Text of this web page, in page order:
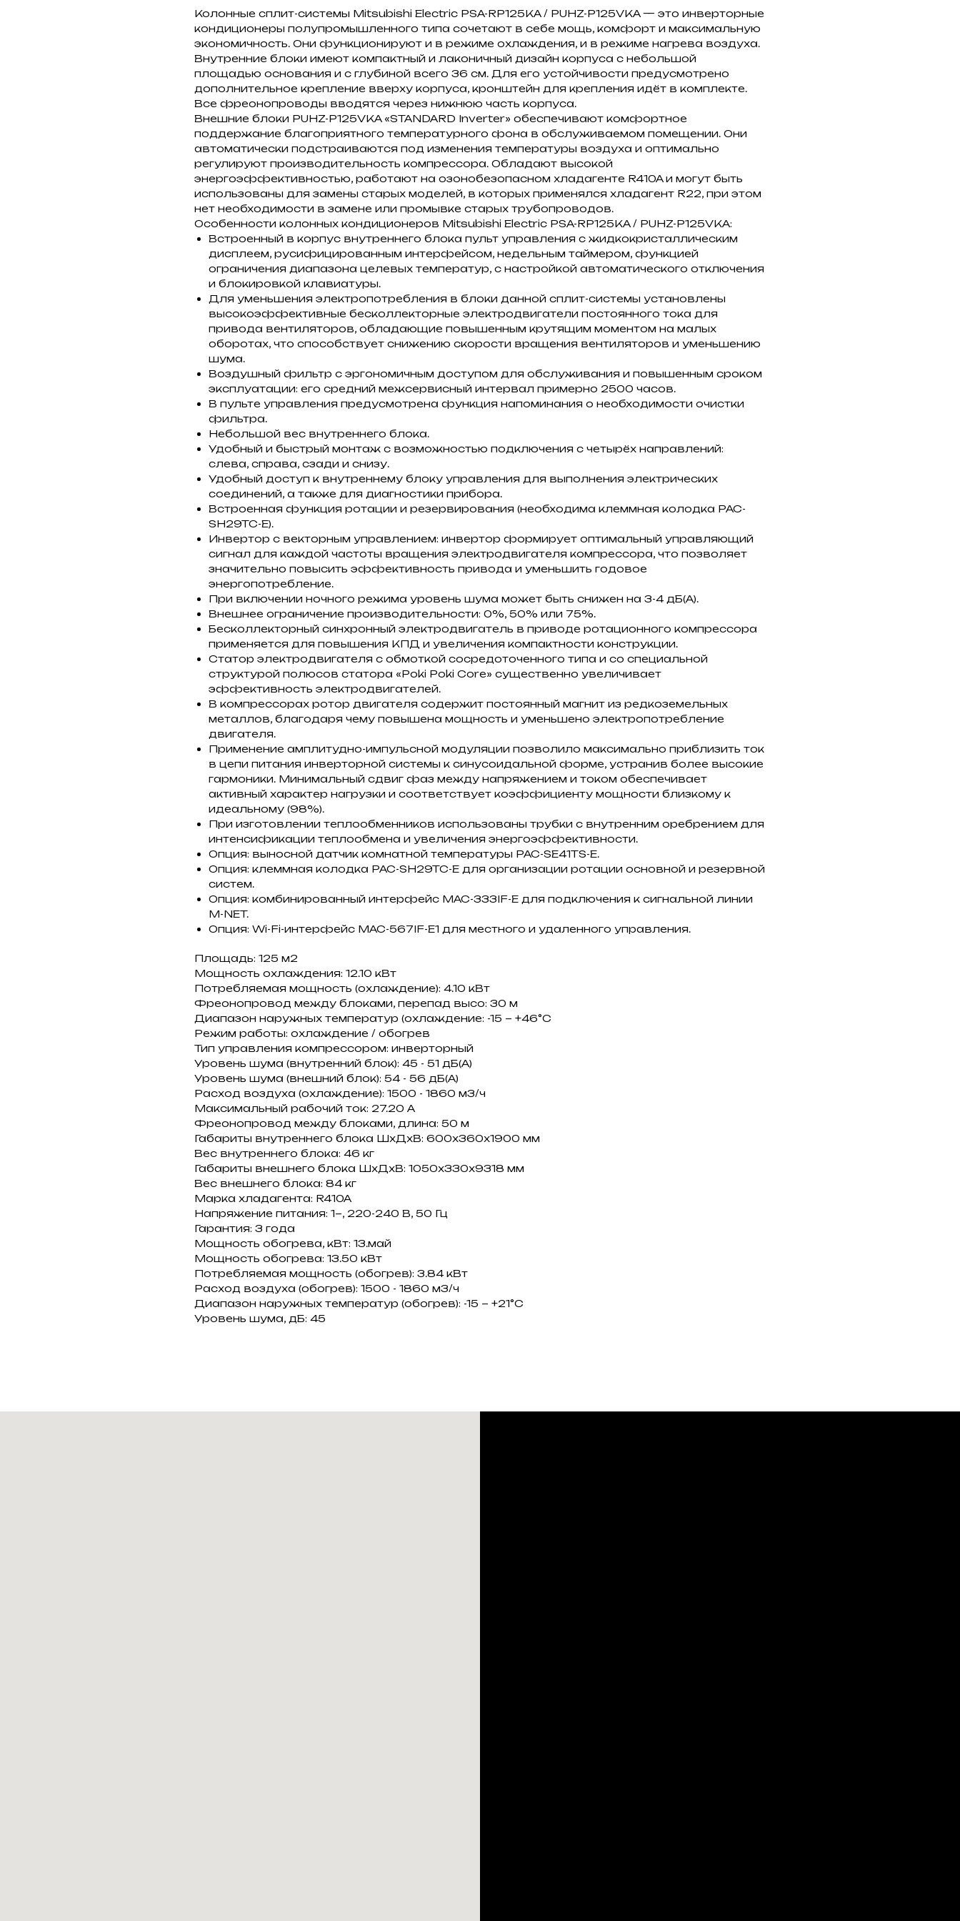
Колонные сплит-системы Mitsubishi Electric PSA-RP125KA / PUHZ-P125VKA — это инверторные
кондиционеры полупромышленного типа сочетают в себе мощь, комфорт и максимальную
экономичность. Они функционируют и в режиме охлаждения, и в режиме нагрева воздуха.
Внутренние блоки имеют компактный и лаконичный дизайн корпуса с небольшой
площадью основания и с глубиной всего 36 см. Для его устойчивости предусмотрено
дополнительное крепление вверху корпуса, кронштейн для крепления идёт в комплекте.
Все фреонопроводы вводятся через нижнюю часть корпуса.
Внешние блоки PUHZ-P125VKA «STANDARD Inverter» обеспечивают комфортное
поддержание благоприятного температурного фона в обслуживаемом помещении. Они
автоматически подстраиваются под изменения температуры воздуха и оптимально
регулируют производительность компрессора. Обладают высокой
энергоэффективностью, работают на озонобезопасном хладагенте R410A и могут быть
использованы для замены старых моделей, в которых применялся хладагент R22, при этом
нет необходимости в замене или промывке старых трубопроводов.
Особенности колонных кондиционеров Mitsubishi Electric PSA-RP125KA / PUHZ-P125VKA:
Встроенный в корпус внутреннего блока пульт управления с жидкокристаллическим
дисплеем, русифицированным интерфейсом, недельным таймером, функцией
ограничения диапазона целевых температур, с настройкой автоматического отключения
и блокировкой клавиатуры.
Для уменьшения электропотребления в блоки данной сплит-системы установлены
высокоэффективные бесколлекторные электродвигатели постоянного тока для
привода вентиляторов, обладающие повышенным крутящим моментом на малых
оборотах, что способствует снижению скорости вращения вентиляторов и уменьшению
шума.
Воздушный фильтр с эргономичным доступом для обслуживания и повышенным сроком
эксплуатации: его средний межсервисный интервал примерно 2500 часов.
В пульте управления предусмотрена функция напоминания о необходимости очистки
фильтра.
Небольшой вес внутреннего блока.
Удобный и быстрый монтаж с возможностью подключения с четырёх направлений:
слева, справа, сзади и снизу.
Удобный доступ к внутреннему блоку управления для выполнения электрических
соединений, а также для диагностики прибора.
Встроенная функция ротации и резервирования (необходима клеммная колодка PAC-
SH29TC-E).
Инвертор с векторным управлением: инвертор формирует оптимальный управляющий
сигнал для каждой частоты вращения электродвигателя компрессора, что позволяет
значительно повысить эффективность привода и уменьшить годовое
энергопотребление.
При включении ночного режима уровень шума может быть снижен на 3-4 дБ(А).
Внешнее ограничение производительности: 0%, 50% или 75%.
Бесколлекторный синхронный электродвигатель в приводе ротационного компрессора
применяется для повышения КПД и увеличения компактности конструкции.
Статор электродвигателя с обмоткой сосредоточенного типа и со специальной
структурой полюсов статора «Poki Poki Core» существенно увеличивает
эффективность электродвигателей.
В компрессорах ротор двигателя содержит постоянный магнит из редкоземельных
металлов, благодаря чему повышена мощность и уменьшено электропотребление
двигателя.
Применение амплитудно-импульсной модуляции позволило максимально приблизить ток
в цепи питания инверторной системы к синусоидальной форме, устранив более высокие
гармоники. Минимальный сдвиг фаз между напряжением и током обеспечивает
активный характер нагрузки и соответствует коэффициенту мощности близкому к
идеальному (98%).
При изготовлении теплообменников использованы трубки с внутренним оребрением для
интенсификации теплообмена и увеличения энергоэффективности.
Опция: выносной датчик комнатной температуры PAC-SE41TS-E.
Опция: клеммная колодка PAC-SH29TC-E для организации ротации основной и резервной
систем.
Опция: комбинированный интерфейс MAC-333IF-E для подключения к сигнальной линии
M-NET.
Опция: Wi-Fi-интерфейс MAC-567IF-E1 для местного и удаленного управления.
Площадь: 125 м2
Мощность охлаждения: 12.10 кВт
Потребляемая мощность (охлаждение): 4.10 кВт
Фреонопровод между блоками, перепад высо: 30 м
Диапазон наружных температур (охлаждение: -15 ~ +46°C
Режим работы: охлаждение / обогрев
Тип управления компрессором: инверторный
Уровень шума (внутренний блок): 45 - 51 дБ(А)
Уровень шума (внешний блок): 54 - 56 дБ(А)
Расход воздуха (охлаждение): 1500 - 1860 м3/ч
Максимальный рабочий ток: 27.20 A
Фреонопровод между блоками, длина: 50 м
Габариты внутреннего блока ШxДxВ: 600x360x1900 мм
Вес внутреннего блока: 46 кг
Габариты внешнего блока ШxДxВ: 1050x330x9318 мм
Вес внешнего блока: 84 кг
Марка хладагента: R410A
Напряжение питания: 1~, 220-240 В, 50 Гц
Гарантия: 3 года
Мощность обогрева, кВт: 13.май
Мощность обогрева: 13.50 кВт
Потребляемая мощность (обогрев): 3.84 кВт
Расход воздуха (обогрев): 1500 - 1860 м3/ч
Диапазон наружных температур (обогрев): -15 ~ +21°C
Уровень шума, дБ: 45